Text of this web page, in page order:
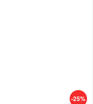
-25%